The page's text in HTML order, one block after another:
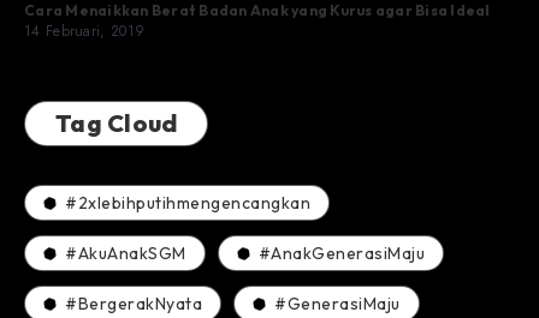
Cara Menaikkan Berat Badan Anak yang Kurus agar Bisa Ideal
14 Februari, 2019
Tag Cloud
#2xlebihputihmengencangkan
#AkuAnakSGM #AnakGenerasiMaju
#BergerakNyata #GenerasiMaju